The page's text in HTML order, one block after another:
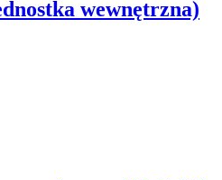
wewnętrzna)